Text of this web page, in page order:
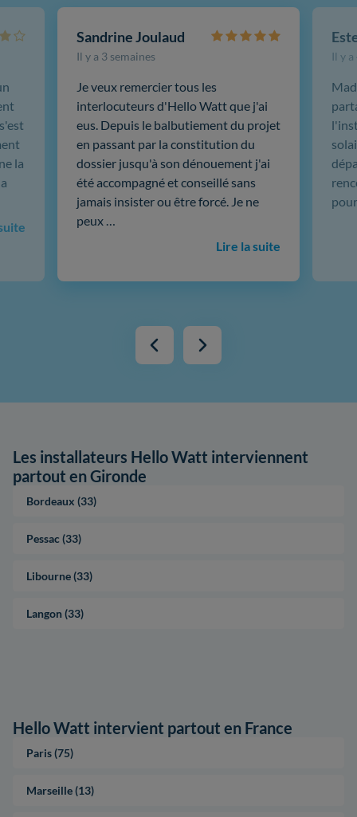
Sandrine Joulaud
Il y a 3 semaines
Je veux remercier tous les
interlocuteurs d'Hello Watt que j'ai
eus. Depuis le balbutiement du projet
en passant par la constitution du
dossier jusqu'à son dénouement j'ai
été accompagné et conseillé sans
jamais insister ou être forcé. Je ne
peux …
Lire la suite
Il y
la
Les installateurs Hello Watt interviennent
partout en Gironde
Bordeaux (33)
Pessac (33)
Libourne (33)
Langon (33)
Hello Watt intervient partout en France
Paris (75)
Marseille (13)